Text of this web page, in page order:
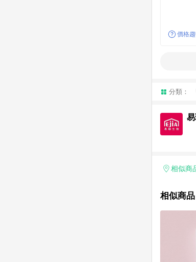
價格
分類：
相似商
相似商品